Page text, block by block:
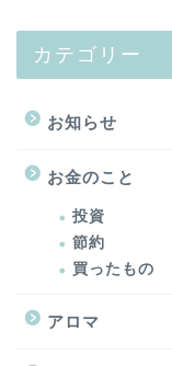
カテゴリー
お知らせ
お金のこと
投資
節約
買ったもの
アロマ